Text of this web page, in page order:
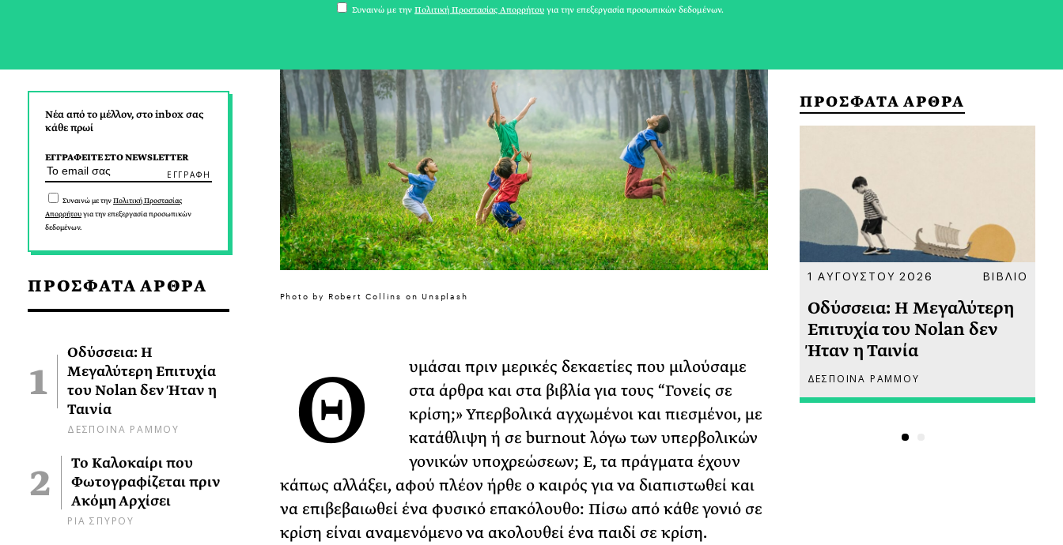
Νέα από το μέλλον, στο inbox σας
κάθε πρωί
ΕΓΓΡΑΦΕΙΤΕ ΣΤΟ NEWSLETTER
Συναινώ με τηνΠολιτική Προστασίας
Απορρήτουγια την επεξεργασία προσωπικών
δεδομένων.
ΠΡΟΣΦΑΤΑ ΑΡΘΡΑ
Οδύσσεια: Η
Μεγαλύτερη Επιτυχία
του Nolan δεν Ήταν η
Ταινία
ΔΕΣΠΟΙΝΑ ΡΑΜΜΟΥ
Το Καλοκαίρι που
Φωτογραφίζεται πριν
Ακόμη Αρχίσει
ΡΙΑ ΣΠΥΡΟΥ
Photo by Robert Collins on Unsplash
Θ
υμάσαι πριν μερικές δεκαετίες που μιλούσαμε
στα άρθρα και στα βιβλία για τους “Γονείς σε
κρίση;» Υπερβολικά αγχωμένοι και πιεσμένοι, με
κατάθλιψη ή σε burnout λόγω των υπερβολικών
γονικών υποχρεώσεων; Ε, τα πράγματα έχουν
κάπως αλλάξει, αφού πλέον ήρθε ο καιρός για να διαπιστωθεί και
να επιβεβαιωθεί ένα φυσικό επακόλουθο: Πίσω από κάθε γονιό σε
κρίση είναι αναμενόμενο να ακολουθεί ένα παιδί σε κρίση.
ΠΡΟΣΦΑΤΑ ΑΡΘΡΑ
31 ΙΟΥΛΙΟΥ 2026 ΚΟΙΝΩΝΙΑ
ΡΙΑ ΣΠΥΡΟΥ
1 ΑΥΓΟΥΣΤΟΥ 2026 ΒΙΒΛΙΟ
Οδύσσεια: Η Μεγαλύτερη
Επιτυχία του Nolan δεν
Ήταν η Ταινία
ΔΕΣΠΟΙΝΑ ΡΑΜΜΟΥ
Συναινώ με την Πολιτική Προστασίας Απορρήτου για την επεξεργασία προσωπικών δεδομένων.